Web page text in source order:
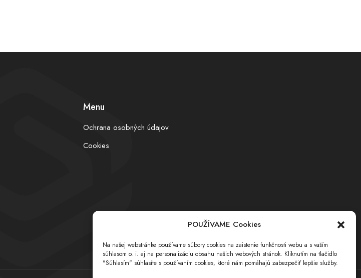
POUŽÍVAME Cookies
Na našej webstránke používame súbory cookies na zaistenie funkčnosti webu a s vaším
súhlasom o. i. aj na personalizáciu obsahu našich webových stránok. Kliknutím na tlačidlo
"Súhlasím" súhlasíte s používaním cookies, ktoré nám pomáhajú zabezpečiť lepšie služby.
Menu
Ochrana osobných údajov
Cookies